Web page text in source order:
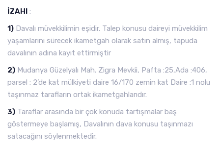
İZAHI :
1) Davalı müvekkilimin eşidir. Talep konusu daireyi müvekkilim
yaşamlarını sürecek ikametgah olarak satın almış, tapuda
davalının adına kayıt ettirmiştir
2) Mudanya Güzelyalı Mah. Zigra Mevkii, Pafta :25,Ada :406,
parsel : 2’de kat mülkiyeti daire 16/170 zemin kat Daire :1 nolu
taşınmaz tarafların ortak ikametgahlarıdır.
3) Taraflar arasında bir çok konuda tartışmalar baş
göstermeye başlamış, Davalının dava konusu taşınmazı
satacağını söylenmektedir.